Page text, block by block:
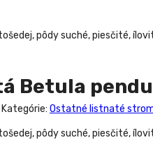
pôdy suché, piesčité,
Betula
Kategórie: Ostatné listnaté
pôdy suché, piesčité,